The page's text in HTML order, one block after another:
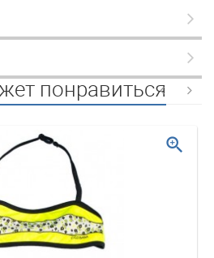
понравиться
zoom_in